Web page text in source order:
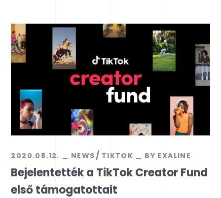
2020.08.12. NEWS TIKTOK BY EXALINE
Bejelentették a TikTok Creator Fund
első támogatottait